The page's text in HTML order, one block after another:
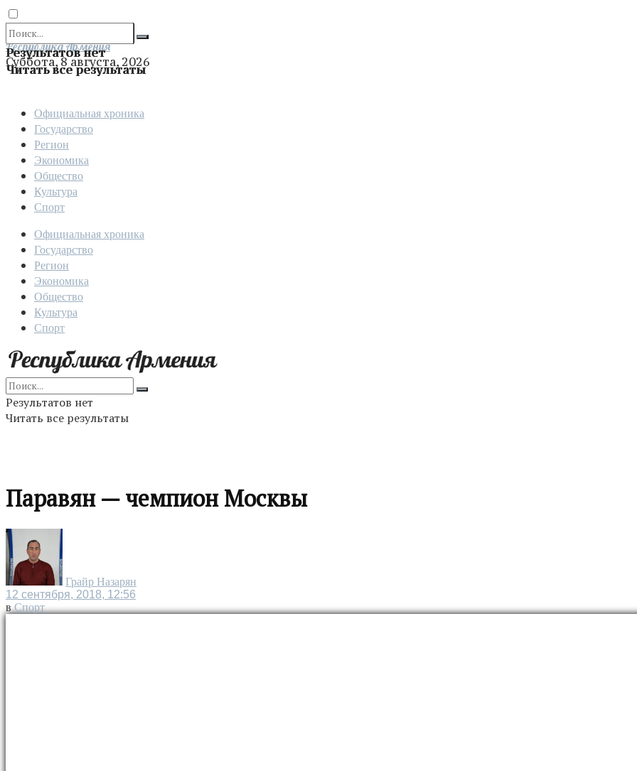
Результатов нет
Читать все результаты
Отправить
Республика Армения
Суббота, 8 августа, 2026
Официальная хроника
Государство
Регион
Экономика
Общество
Культура
Спорт
Официальная хроника
Государство
Регион
Экономика
Общество
Культура
Спорт
Результатов нет
Читать все результаты
Пaравян — чемпион Москвы
Грайр Назарян
12 сентября, 2018, 12:56
в Спорт